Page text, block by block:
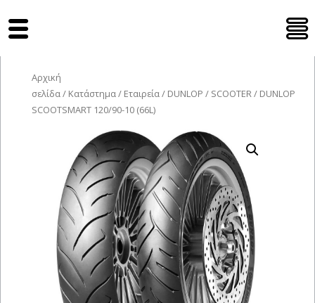
Αρχική
σελίδα/ Κατάστημα/ Εταιρεία/ DUNLOP / SCOOTER/ DUNLOP
SCOOTSMART 120/90-10 (66L)